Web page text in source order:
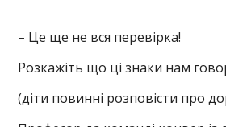
– Це ще не вся перевірка!
Розкажіть що ці знаки нам
(діти повинні розповісти про